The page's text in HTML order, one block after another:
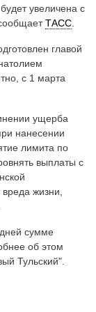
увеличена с
ТАСС
главой
с 1 марта
ущерба
нанесении
лимита по
выплаты с
жизни,
сумме
об этом
Тульский".